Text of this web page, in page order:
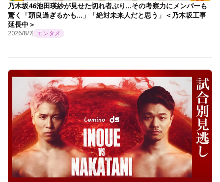
乃木坂46池田瑛紗が見せた切れ者ぶり…その考察力にメンバーも
驚く「頭良過ぎるかも…」「絶対未来人だと思う」＜乃木坂工事
延長中＞
2026/8/7 エンタメ